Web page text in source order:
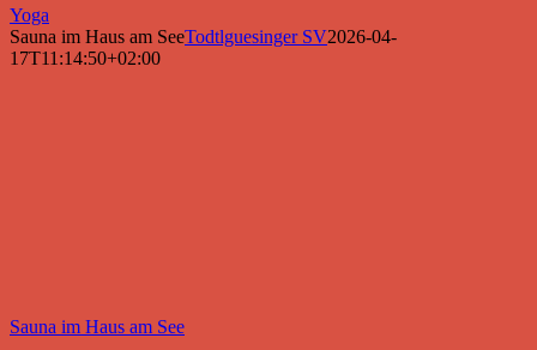
Yoga
Sauna im Haus am SeeTodtlguesinger SV2026-04-
17T11:14:50+02:00
Sauna im Haus am See